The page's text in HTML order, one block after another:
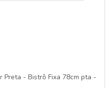
Preta - Bistrô Fixa 78cm pta -